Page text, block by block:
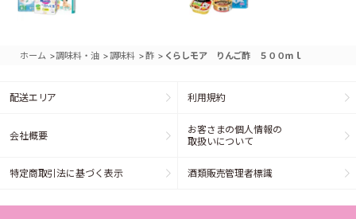
ホーム >調味料・油 >調味料 >酢 > くらしモア りんご酢 ５００ｍｌ
配送エリア 利用規約
会社概要
お客さまの個人情報の
取扱いについて
特定商取引法に基づく表示 酒類販売管理者標識